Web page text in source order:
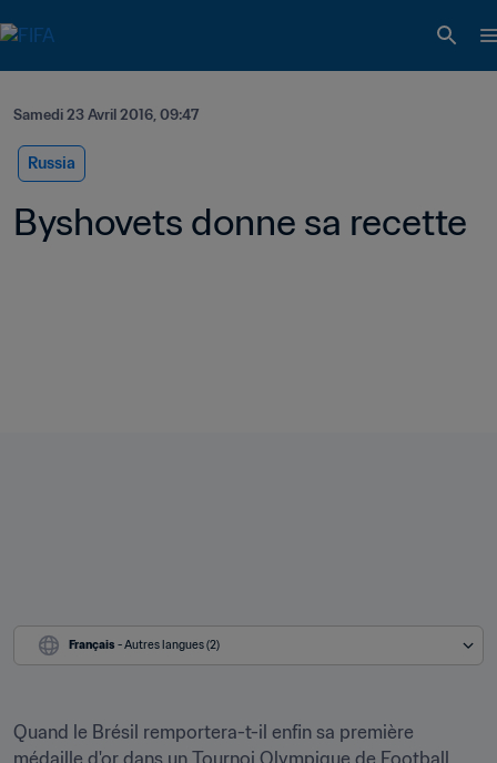
Samedi 23 Avril 2016, 09:47
Russia
Byshovets donne sa recette
Français - Autres langues (2)
Quand le Brésil remportera-t-il enfin sa première
médaille d'or dans un Tournoi Olympique de Football